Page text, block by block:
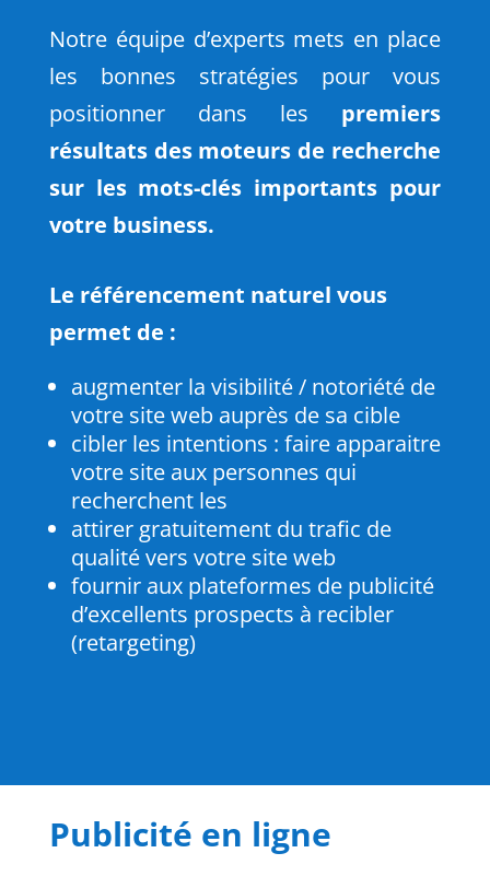
Notre équipe d’experts mets en place
les bonnes stratégies pour vous
positionner dans les premiers
résultats des moteurs de recherche
sur les mots-clés importants pour
votre business.
Le référencement naturel vous
permet de :
augmenter la visibilité / notoriété de
votre site web auprès de sa cible
cibler les intentions : faire apparaitre
votre site aux personnes qui
recherchent les
attirer gratuitement du trafic de
qualité vers votre site web
fournir aux plateformes de publicité
d’excellents prospects à recibler
(retargeting)
Publicité en ligne